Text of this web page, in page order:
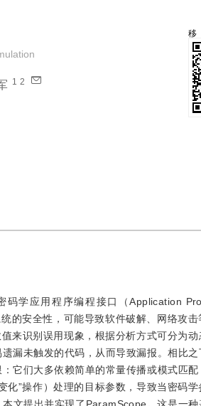
1 2
学应用程序编程接口（Application
的安全性，可能导致软件破解、网络攻击
来识别误用现象，根据分析方式可分为
漏未触发的代码，从而导致漏报。相比
它们大多依赖简单的常量传播或模式匹配
”操作）处理的目标参数，导致当密码学